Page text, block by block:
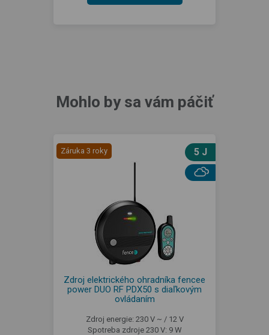
Mohlo by sa vám páčiť
Záruka 3 roky 5 J
Zdroj elektrického ohradníka fencee
power DUO RF PDX50 s diaľkovým
ovládaním
Zdroj energie: 230 V ~ / 12 V
Spotreba zdroje 230 V: 9 W